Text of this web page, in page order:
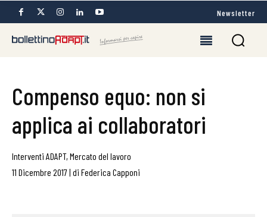
Newsletter
Compenso equo: non si
applica ai collaboratori
Interventi ADAPT, Mercato del lavoro
11 Dicembre 2017| di Federica Capponi